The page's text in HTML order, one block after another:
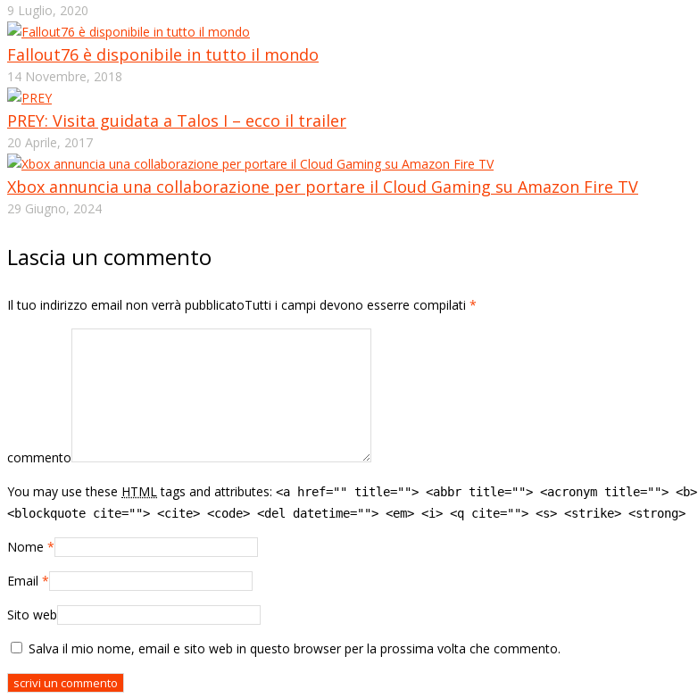
9 Luglio, 2020
Fallout76 è disponibile in tutto il mondo
14 Novembre, 2018
PREY: Visita guidata a Talos I – ecco il trailer
20 Aprile, 2017
Xbox annuncia una collaborazione per portare il Cloud Gaming su Amazon Fire TV
29 Giugno, 2024
Lascia un commento
Il tuo indirizzo email non verrà pubblicatoTutti i campi devono esserre compilati *
commento
You may use these HTML tags and attributes: <a href="" title=""> <abbr title=""> <acronym title=""> <b>
<blockquote cite=""> <cite> <code> <del datetime=""> <em> <i> <q cite=""> <s> <strike> <strong>
Nome *
Email *
Sito web
Salva il mio nome, email e sito web in questo browser per la prossima volta che commento.